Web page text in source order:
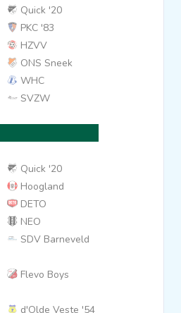
Quick '20
PKC '83
HZVV
ONS Sneek
WHC
SVZW
Quick '20
Hoogland
DETO
NEO
SDV Barneveld
Flevo Boys
d'Olde Veste '54